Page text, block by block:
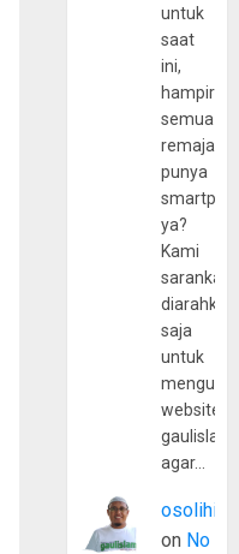
untuk
saat
ini,
hampir
semua
remaja
punya
ya?
Kami
sarankan,
diarahkan
saja
untuk
website
agar…
osolihin
on No